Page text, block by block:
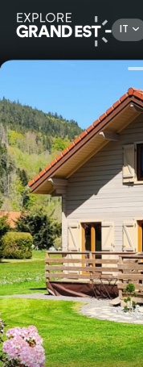
IT
Case vacanza